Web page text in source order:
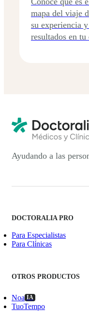
mapa del viaje
su experiencia
resultados en
Ayudando a las
DOCTORALIA PRO
Para Especialistas
Para Clínicas
OTROS PRODUCTOS
Noa IA
TuoTempo